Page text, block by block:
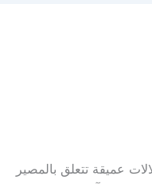
عميقة تتعلق بالمصير